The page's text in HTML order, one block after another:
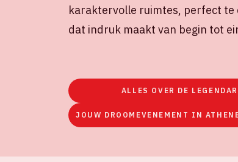
karaktervolle ruimtes, perfect te
dat indruk maakt van begin tot
ALLES OVER DE
JOUW DROOMEVENEMENT IN